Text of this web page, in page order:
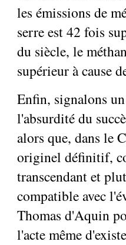
les émissions de
serre est 42 fois
du siècle, le
supérieur à cause
Enfin, signalons
l'absurdité du
alors que, dans le
originel définitif,
transcendant et
compatible avec
Thomas d'Aquin
l'acte même